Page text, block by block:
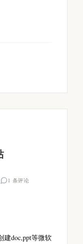
1 条评论
建doc,ppt等微软